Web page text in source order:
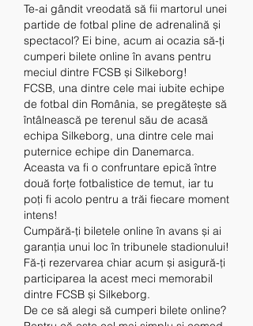
Te-ai gândit vreodată să fii martorul unei
partide de fotbal pline de adrenalină și
spectacol? Ei bine, acum ai ocazia să-ți
cumperi bilete online în avans pentru
meciul dintre FCSB și Silkeborg!
FCSB, una dintre cele mai iubite echipe
de fotbal din România, se pregătește să
întâlnească pe terenul său de acasă
echipa Silkeborg, una dintre cele mai
puternice echipe din Danemarca.
Aceasta va fi o confruntare epică între
două forțe fotbalistice de temut, iar tu
poți fi acolo pentru a trăi fiecare moment
intens!
Cumpără-ți biletele online în avans și ai
garanția unui loc în tribunele stadionului!
Fă-ți rezervarea chiar acum și asigură-ți
participarea la acest meci memorabil
dintre FCSB și Silkeborg.
De ce să alegi să cumperi bilete online?